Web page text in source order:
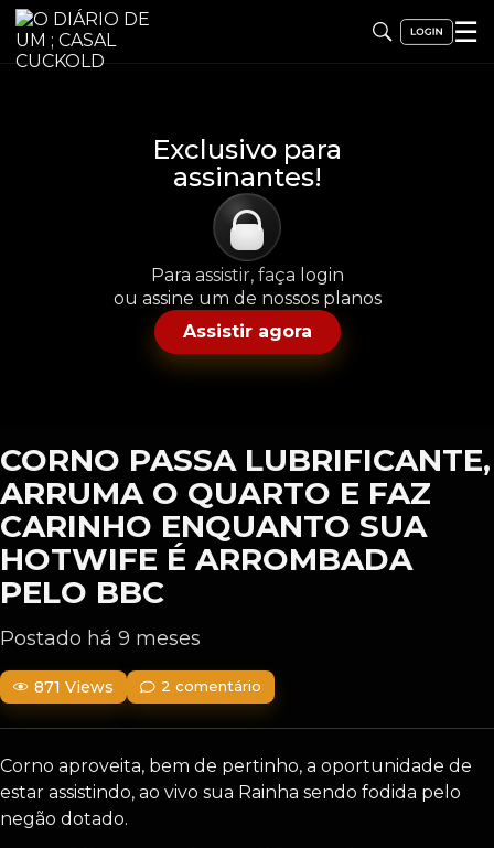
☰
Exclusivo para
assinantes!
Para assistir, faça login
ou assine um de nossos planos
Assistir agora
CORNO PASSA LUBRIFICANTE,
ARRUMA O QUARTO E FAZ
CARINHO ENQUANTO SUA
HOTWIFE É ARROMBADA
PELO BBC
Postado há 9 meses
871 Views 2 comentário
Corno aproveita, bem de pertinho, a oportunidade de
estar assistindo, ao vivo sua Rainha sendo fodida pelo
negão dotado.